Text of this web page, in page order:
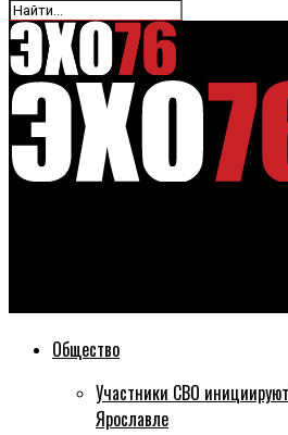
Общество
Участники СВО
Ярославле